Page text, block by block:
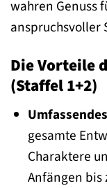
wahren Genuss
anspruchsvoller
Die Vorteile
(Staffel 1+2)
gesamte
Charaktere
Anfängen bis